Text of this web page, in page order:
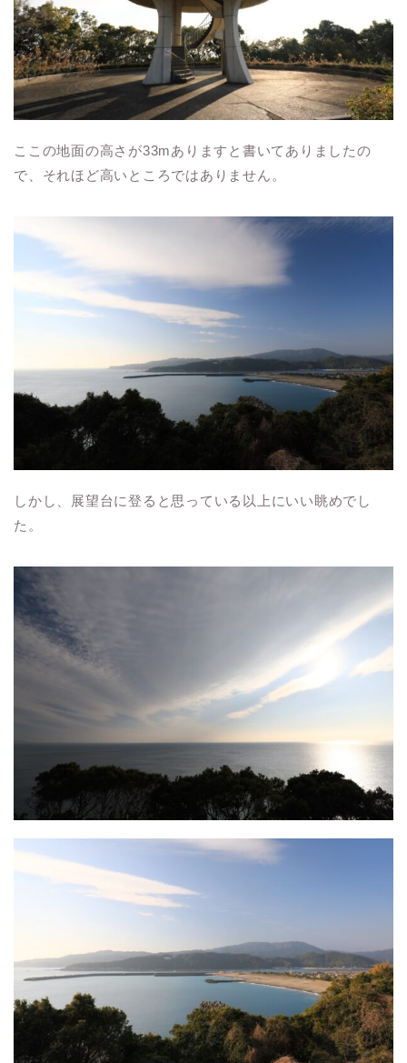
ここの地面の高さが33mありますと書いてありましたの
で、それほど高いところではありません。
しかし、展望台に登ると思っている以上にいい眺めでし
た。